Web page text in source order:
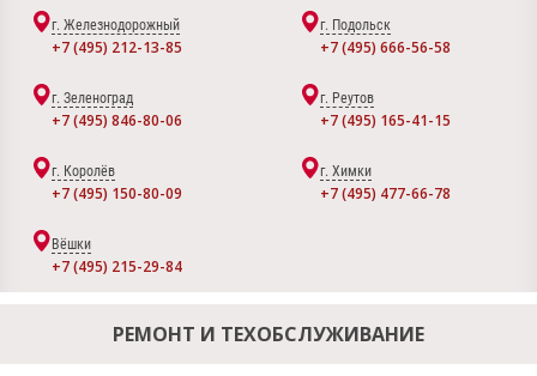
г. Железнодорожный
+7 (495) 212-13-85
г. Подольск
+7 (495) 666-56-58
г. Зеленоград
+7 (495) 846-80-06
г. Реутов
+7 (495) 165-41-15
г. Королёв
+7 (495) 150-80-09
г. Химки
+7 (495) 477-66-78
Вёшки
+7 (495) 215-29-84
РЕМОНТ И ТЕХОБСЛУЖИВАНИЕ